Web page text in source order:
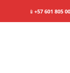
📱 +57 601 805